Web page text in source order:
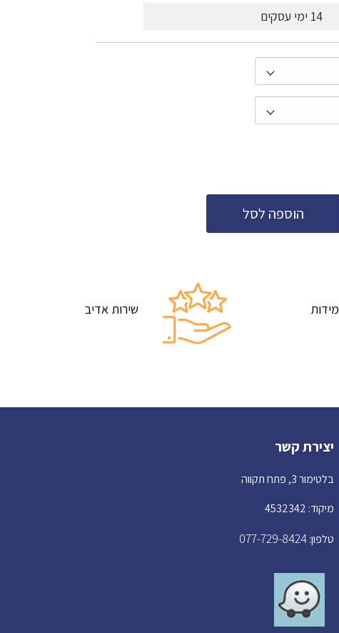
14 ימי עסקים
הוספה לסל
מידות שירות אדיב
יצירת קשר
בלטימור 3, פתח תקווה
מיקוד: 4532342
טלפון:077-729-8424